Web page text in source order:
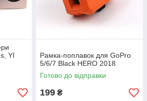
YI
Рамка-поплавок для GoPro
5/6/7 Black HERO 2018
Готово до відправки
199 ₴